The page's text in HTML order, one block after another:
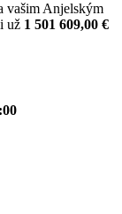
vašim Anjelským
už 1 501 609,00 €